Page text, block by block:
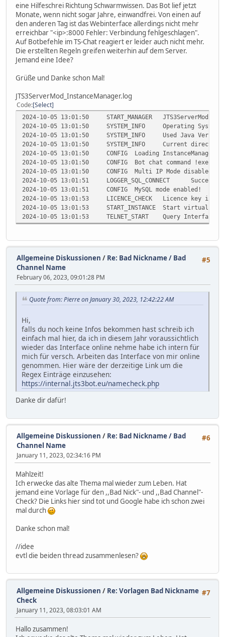
eine Hilfeschrei Richtung Schwarmwissen. Das Bot lief jetzt
Monate, wenn nicht sogar Jahre, einwandfrei. Von einen auf
den anderen Tag ist das Webinterface allerdings nicht mehr
erreichbar "<ip>:8000 Fehler: Verbindung fehlgeschlagen".
Auf Botbefehle im TS-Chat reagiert er leider auch nicht mehr.
Die erstellten Regeln greifen weiterhin auf dem Server.
Jemand eine Idee?
Grüße und Danke schon Mal!
JTS3ServerMod_InstanceManager.log
Code Select
2024-10-05 13:01:50 START_MANAGER
JTS3ServerMod
2024-10-05 13:01:50
SYSTEM_INFO
Operating
2024-10-05 13:01:50
SYSTEM_INFO
Used Java
2024-10-05 13:01:50
SYSTEM_INFO
Current directory:
2024-10-05 13:01:50
CONFIG
Loading InstanceManager
2024-10-05 13:01:50
CONFIG
Bot chat command !exec
2024-10-05 13:01:50
CONFIG
Multi IP Mode disabled!
2024-10-05 13:01:51
LOGGER_SQL_CONNECT
2024-10-05 13:01:51
CONFIG
MySQL mode enabled!
2024-10-05 13:01:53
LICENCE_CHECK
Licence key is
2024-10-05 13:01:53
START_INSTANCE
Start virtual bot
2024-10-05 13:01:53
TELNET_START Query Interface
#5
Allgemeine Diskussionen / Re: Bad Nickname / Bad
Channel Name
February 06, 2023, 09:01:28 PM
Quote from: Pierre on January 30, 2023, 12:42:22 AM
Hi,
falls du noch keine Infos bekommen hast schreib ich
einfach mal hier, da ich in diesem Jahr voraussichtlich
wieder das Interface online nehme habe ich intern für
mich für versch. Arbeiten das Interface von mir online
genommen. Hier wäre der derzeitige Link um die
Regex Einträge einzusehen:
https://internal.jts3bot.eu/namecheck.php
Danke dir dafür!
#6
Allgemeine Diskussionen / Re: Bad Nickname / Bad
Channel Name
January 11, 2023, 02:34:16 PM
Mahlzeit!
Ich erwecke das alte Thema mal wieder zum Leben. Hat
jemand eine Vorlage für den ,,Bad Nick"- und ,,Bad Channel"-
Check? Die Links hier sind tot und Google habe ich schon zwei
mal durch
Danke schon mal!
//idee
evtl die beiden thread zusammenlesen?
#7
Allgemeine Diskussionen / Re: Vorlagen Bad Nickname
Check
January 11, 2023, 08:03:01 AM
Hallo zusammen!